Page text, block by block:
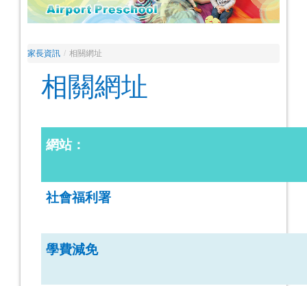
家長資訊 / 相關網址
相關網址
網站：
社會福利署
學費減免